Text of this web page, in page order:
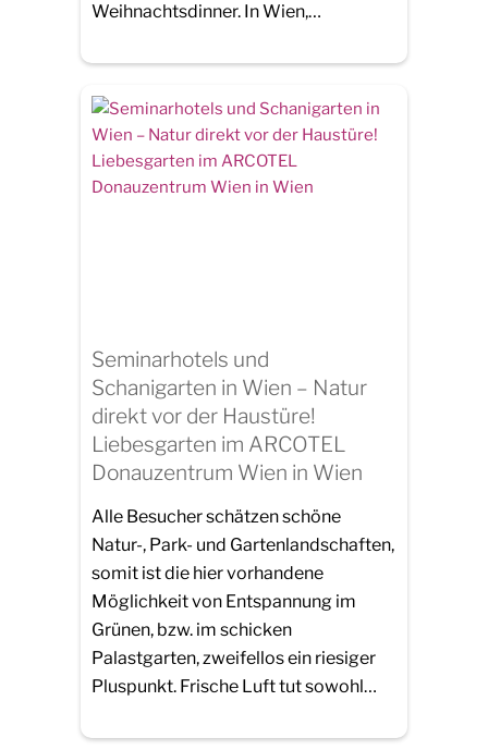
Weihnachtsdinner. In Wien,…
Seminarhotels und
Schanigarten in Wien – Natur
direkt vor der Haustüre!
Liebesgarten im ARCOTEL
Donauzentrum Wien in Wien
Alle Besucher schätzen schöne
Natur-, Park- und Gartenlandschaften,
somit ist die hier vorhandene
Möglichkeit von Entspannung im
Grünen, bzw. im schicken
Palastgarten, zweifellos ein riesiger
Pluspunkt. Frische Luft tut sowohl…